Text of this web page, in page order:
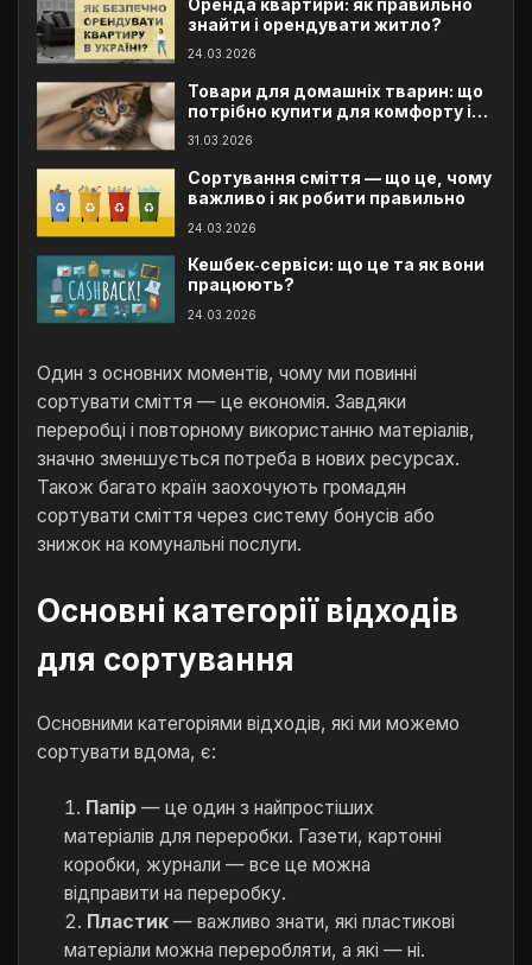
Оренда квартири: як правильно
знайти і орендувати житло?
24.03.2026
Товари для домашніх тварин: що
потрібно купити для комфорту і
здоров’я улюбленця
31.03.2026
Сортування сміття — що це, чому
важливо і як робити правильно
24.03.2026
Кешбек‑сервіси: що це та як вони
працюють?
24.03.2026
Один з основних моментів, чому ми повинні
сортувати сміття — це економія. Завдяки
переробці і повторному використанню матеріалів,
значно зменшується потреба в нових ресурсах.
Також багато країн заохочують громадян
сортувати сміття через систему бонусів або
знижок на комунальні послуги.
Основні категорії відходів
для сортування
Основними категоріями відходів, які ми можемо
сортувати вдома, є:
Папір — це один з найпростіших
матеріалів для переробки. Газети, картонні
коробки, журнали — все це можна
відправити на переробку.
Пластик — важливо знати, які пластикові
матеріали можна переробляти, а які — ні.